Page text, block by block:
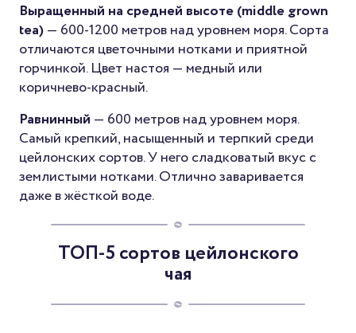
Выращенный на средней высоте (middle grown
tea)— 600-1200 метров над уровнем моря. Сорта
отличаются цветочными нотками и приятной
горчинкой. Цвет настоя — медный или
коричнево-красный.
Равнинный — 600 метров над уровнем моря.
Самый крепкий, насыщенный и терпкий среди
цейлонских сортов. У него сладковатый вкус с
землистыми нотками. Отлично заваривается
даже в жёсткой воде.
ТОП-5 сортов цейлонского
чая